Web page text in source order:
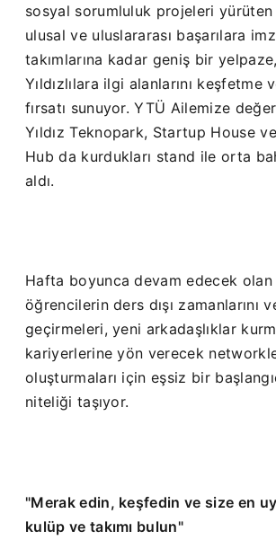
sosyal sorumluluk projeleri
ulusal ve uluslararası başarılara
takımlarına kadar geniş bir
Yıldızlılara ilgi alanlarını keşfetme
fırsatı sunuyor. YTÜ Ailemize
Yıldız Teknopark, Startup House
Hub da kurdukları stand ile orta
aldı.
Hafta boyunca devam edecek
öğrencilerin ders dışı zamanlarını
geçirmeleri, yeni arkadaşlıklar
kariyerlerine yön verecek
oluşturmaları için eşsiz bir
niteliği taşıyor.
"Merak edin, keşfedin ve size en
kulüp ve takımı bulun"